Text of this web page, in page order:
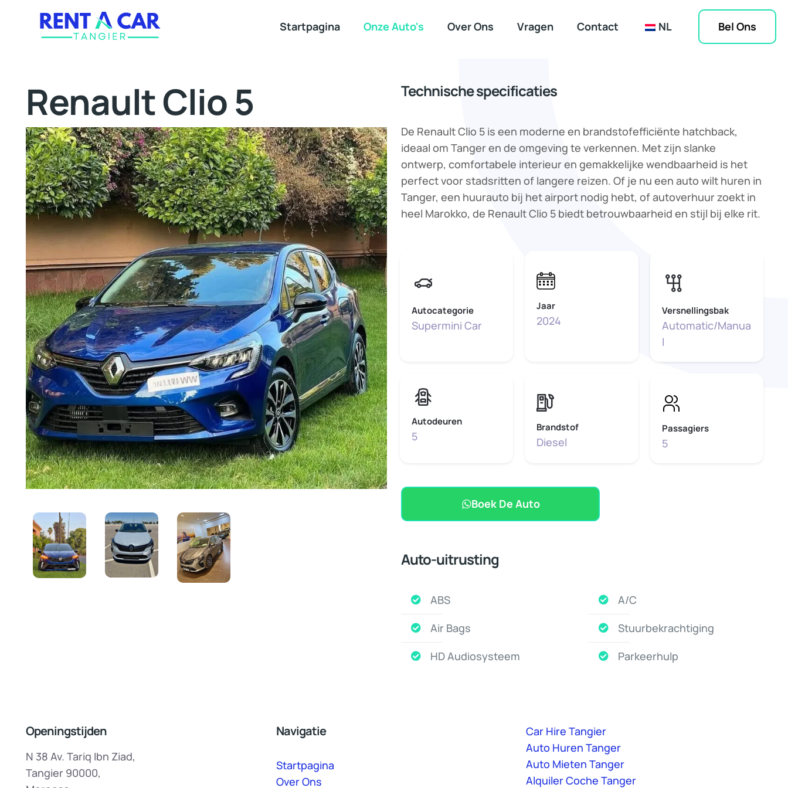
Startpagina Onze Auto's Over Ons Vragen Contact NL Bel Ons
Renault Clio 5 Technische specificaties
De Renault Clio 5 is een moderne en brandstofefficiënte hatchback,
ideaal om Tanger en de omgeving te verkennen. Met zijn slanke
ontwerp, comfortabele interieur en gemakkelijke wendbaarheid is het
perfect voor stadsritten of langere reizen. Of je nu een auto wilt huren in
Tanger, een huurauto bij het airport nodig hebt, of autoverhuur zoekt in
heel Marokko, de Renault Clio 5 biedt betrouwbaarheid en stijl bij elke rit.
Autocategorie
Supermini Car
Jaar
2024
Versnellingsbak
Automatic/Manua
l
Autodeuren
5
Brandstof
Diesel
Passagiers
5
Boek De Auto
Auto-uitrusting
ABS
Air Bags
HD Audiosysteem
A/C
Stuurbekrachtiging
Parkeerhulp
Openingstijden
N 38 Av. Tariq Ibn Ziad,
Tangier 90000,
Navigatie
Startpagina
Over Ons
Car Hire Tangier
Auto Huren Tanger
Auto Mieten Tanger
Alquiler Coche Tanger